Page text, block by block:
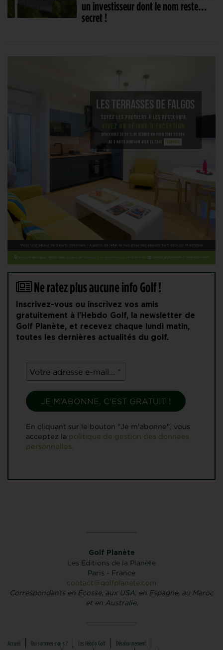
un investisseur dont le nom reste…
secret !
Ne ratez plus aucune info Golf !
Inscrivez-vous ou inscrivez vos amis
gratuitement à l'Hebdo Golf, la newsletter de
Golf Planète, et recevez chaque lundi matin,
toutes les dernières actualités du golf.
En cliquant sur le bouton "Je m'abonne", vous
acceptez la politique de gestion des données
personnelles.
Golf Planète
Les Éditions de la Planète
Paris - France
contact@golfplanete.com
Correspondants en Écosse, aux USA, en Espagne, au Maroc
et en Australie.
Accueil Qui sommes-nous ? Les Hebdo Golf Désabonnement